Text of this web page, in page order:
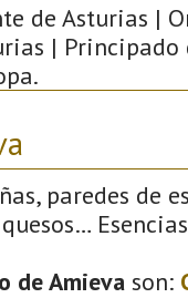
de Asturias |
| Principado
paredes de
de Amieva son: